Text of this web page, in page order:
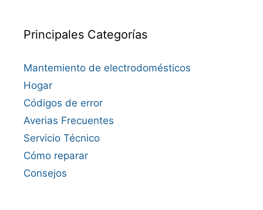
Principales Categorías
Mantemiento de electrodomésticos
Hogar
Códigos de error
Averias Frecuentes
Servicio Técnico
Cómo reparar
Consejos